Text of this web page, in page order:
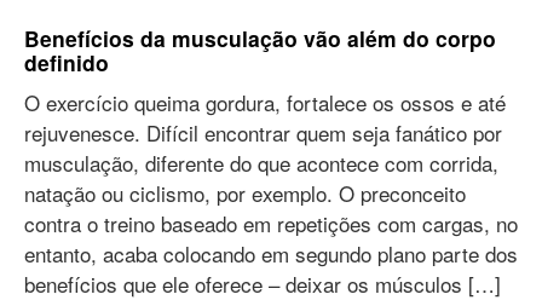
Benefícios da musculação vão além do corpo
definido
O exercício queima gordura, fortalece os ossos e até
rejuvenesce. Difícil encontrar quem seja fanático por
musculação, diferente do que acontece com corrida,
natação ou ciclismo, por exemplo. O preconceito
contra o treino baseado em repetições com cargas, no
entanto, acaba colocando em segundo plano parte dos
benefícios que ele oferece – deixar os músculos […]